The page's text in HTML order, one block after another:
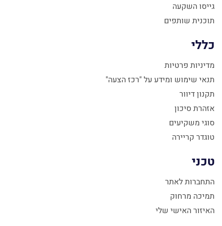
גייסו השקעה
תוכנית שותפים
כללי
מדיניות פרטיות
תנאי שימוש ומידע על "רכז הצעה"
תקנון דיוור
אזהרת סיכון
סוגי משקיעים
טוגדר קריירה
טכני
התחברות לאתר
תמיכה מרחוק
האיזור האישי שלי